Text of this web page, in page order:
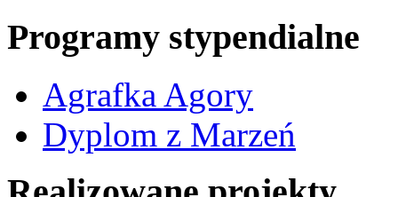
Programy stypendialne
Agrafka Agory
Dyplom z Marzeń